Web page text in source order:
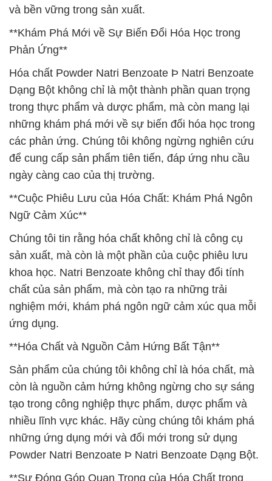
và bền vững trong sản xuất.
**Khám Phá Mới về Sự Biến Đổi Hóa Học trong
Phản Ứng**
Hóa chất Powder Natri Benzoate Þ Natri Benzoate
Dạng Bột không chỉ là một thành phần quan trọng
trong thực phẩm và dược phẩm, mà còn mang lại
những khám phá mới về sự biến đổi hóa học trong
các phản ứng. Chúng tôi không ngừng nghiên cứu
để cung cấp sản phẩm tiên tiến, đáp ứng nhu cầu
ngày càng cao của thị trường.
**Cuộc Phiêu Lưu của Hóa Chất: Khám Phá Ngôn
Ngữ Cảm Xúc**
Chúng tôi tin rằng hóa chất không chỉ là công cụ
sản xuất, mà còn là một phần của cuộc phiêu lưu
khoa học. Natri Benzoate không chỉ thay đổi tính
chất của sản phẩm, mà còn tạo ra những trải
nghiệm mới, khám phá ngôn ngữ cảm xúc qua mỗi
ứng dụng.
**Hóa Chất và Nguồn Cảm Hứng Bất Tận**
Sản phẩm của chúng tôi không chỉ là hóa chất, mà
còn là nguồn cảm hứng không ngừng cho sự sáng
tạo trong công nghiệp thực phẩm, dược phẩm và
nhiều lĩnh vực khác. Hãy cùng chúng tôi khám phá
những ứng dụng mới và đổi mới trong sử dụng
Powder Natri Benzoate Þ Natri Benzoate Dạng Bột.
**Sự Đóng Góp Quan Trọng của Hóa Chất trong